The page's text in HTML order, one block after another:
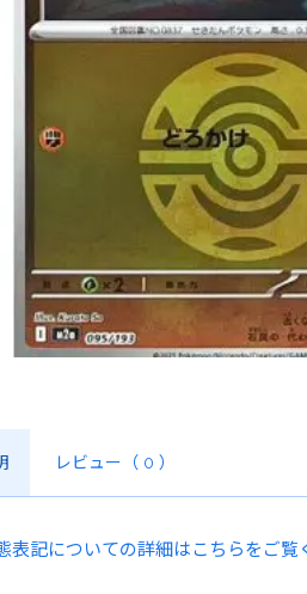
レビュー （ 0 ）
表記についての詳細はこちらをご覧